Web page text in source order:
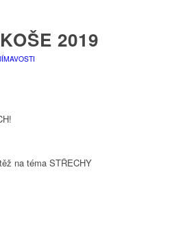
2019
na téma STŘECHY